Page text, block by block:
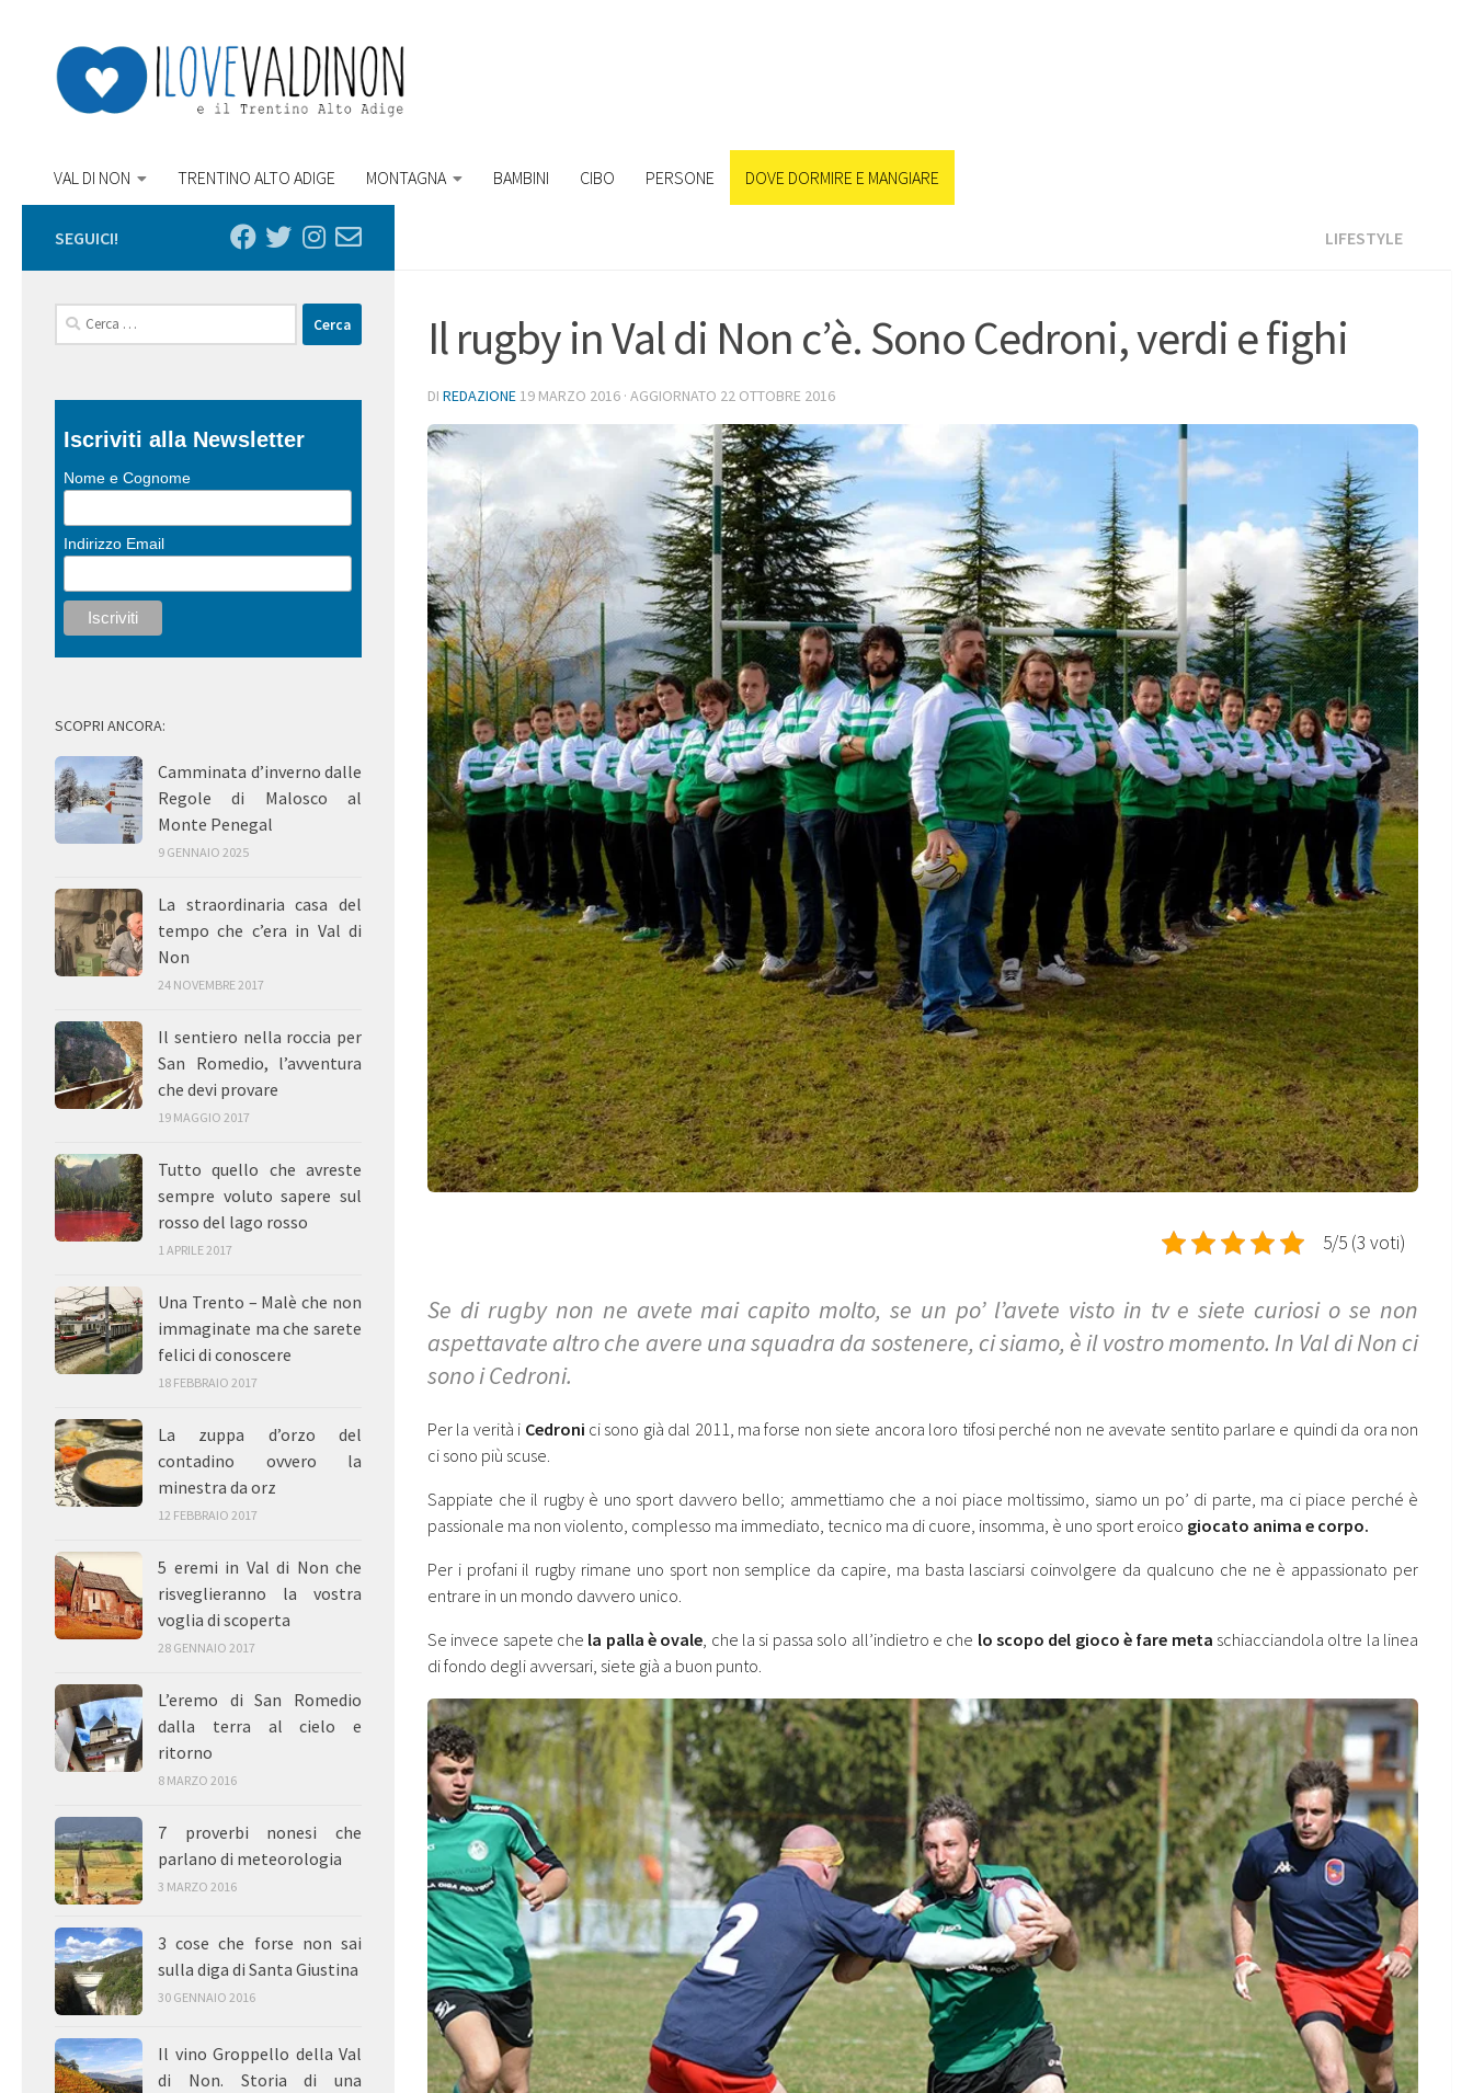
VAL DI NON TRENTINO ALTO ADIGE MONTAGNA BAMBINI CIBO PERSONE DOVE DORMIRE E MANGIARE
LIFESTYLE
Il rugby in Val di Non c’è. Sono Cedroni, verdi e fighi
DI REDAZIONE 19 MARZO 2016 · AGGIORNATO 22 OTTOBRE 2016
5/5 (3 voti)
Se di rugby non ne avete mai capito molto, se un po’ l’avete visto in tv e siete curiosi o se non
aspettavate altro che avere una squadra da sostenere, ci siamo, è il vostro momento. In Val di Non ci
sono i Cedroni.
Per la verità i Cedroni ci sono già dal 2011, ma forse non siete ancora loro tifosi perché non ne avevate sentito parlare e quindi da ora non
ci sono più scuse.
Sappiate che il rugby è uno sport davvero bello; ammettiamo che a noi piace moltissimo, siamo un po’ di parte, ma ci piace perché è
passionale ma non violento, complesso ma immediato, tecnico ma di cuore, insomma, è uno sport eroico giocato anima e corpo.
Per i profani il rugby rimane uno sport non semplice da capire, ma basta lasciarsi coinvolgere da qualcuno che ne è appassionato per
entrare in un mondo davvero unico.
Se invece sapete che la palla è ovale , che la si passa solo all’indietro e che lo scopo del gioco è fare meta schiacciandola oltre la linea
di fondo degli avversari, siete già a buon punto.
SEGUICI!
Ricerca
per:
Iscriviti alla Newsletter
Nome e Cognome
Indirizzo Email
SCOPRI ANCORA:
Camminata d’inverno dalle
Regole di Malosco al
Monte Penegal
9 GENNAIO 2025
La straordinaria casa del
tempo che c’era in Val di
Non
24 NOVEMBRE 2017
Il sentiero nella roccia per
San Romedio, l’avventura
che devi provare
19 MAGGIO 2017
Tutto quello che avreste
sempre voluto sapere sul
rosso del lago rosso
1 APRILE 2017
Una Trento – Malè che non
immaginate ma che sarete
felici di conoscere
18 FEBBRAIO 2017
La zuppa d’orzo del
contadino ovvero la
minestra da orz
12 FEBBRAIO 2017
5 eremi in Val di Non che
risveglieranno la vostra
voglia di scoperta
28 GENNAIO 2017
L’eremo di San Romedio
dalla terra al cielo e
ritorno
8 MARZO 2016
7 proverbi nonesi che
parlano di meteorologia
3 MARZO 2016
3 cose che forse non sai
sulla diga di Santa Giustina
30 GENNAIO 2016
Il vino Groppello della Val
di Non. Storia di una